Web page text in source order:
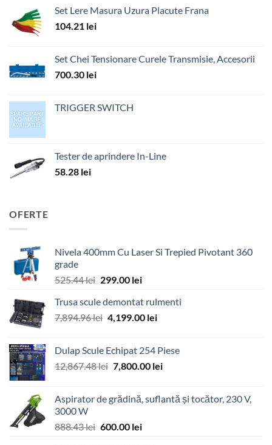
Set Lere Masura Uzura Placute Frana
104.21 lei
Set Chei Tensionare Curele Transmisie, Accesorii
700.30 lei
TRIGGER SWITCH
Tester de aprindere In-Line
58.28 lei
OFERTE
Nivela 400mm Cu Laser Si Trepied Pivotant 360
grade
525.44lei Prețul
a
fost:
299.00 leiPrețul
este:
299.00 lei.
Trusa scule demontat rulmenti
7,894.96lei Prețul
fost:
7,894.96 lei.
4,199.00 leiPrețul
4,199.00 lei.
Dulap Scule Echipat 254 Piese
12,867.48lei Prețul
fost:
7,800.00 leiPrețul
7,800.00 lei.
Aspirator de grădină, suflantă și tocător, 230 V,
3000 W
888.43lei Prețul
600.00 leiPrețul